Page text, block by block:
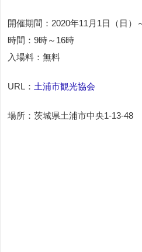
開催期間：2020年11月1日（日）
時間：9時～16時
入場料：無料
URL： 土浦市観光協会
場所：茨城県土浦市中央1-13-48